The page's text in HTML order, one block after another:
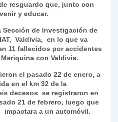
resguardo que, junto con
y educar.
Sección de Investigación de
Valdivia, en lo que va
11 fallecidos por accidentes
con Valdivia.
el pasado 22 de enero, a
en el km 32 de la
decesos se registraron en
21 de febrero, luego que
a un automóvil.